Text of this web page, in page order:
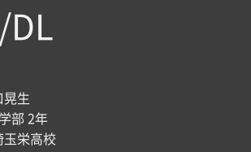
晃生
部 2年
玉栄高校